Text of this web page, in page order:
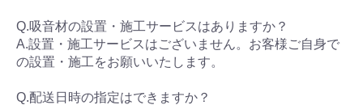
Q.吸音材の設置・施工サービスはありますか？
A.設置・施工サービスはございません。お客様ご自身で
の設置・施工をお願いいたします。
Q.配送日時の指定はできますか？